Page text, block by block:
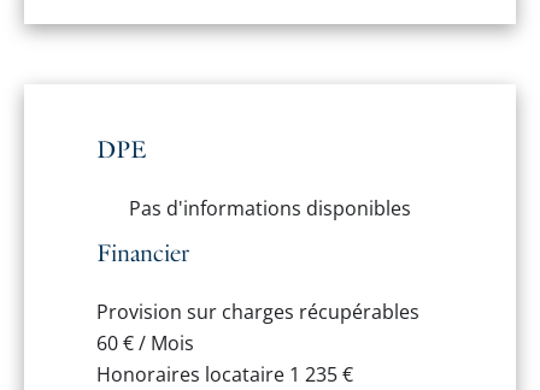
DPE
Pas d'informations disponibles
Financier
Provision sur charges récupérables
60 € / Mois
Honoraires locataire 1 235 €